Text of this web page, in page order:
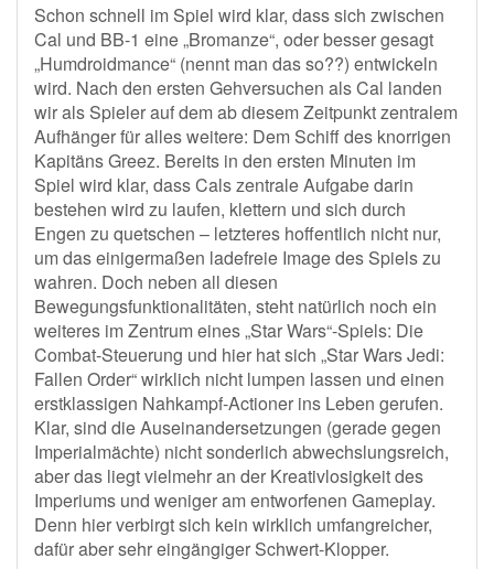
Schon schnell im Spiel wird klar, dass sich zwischen
Cal und BB-1 eine „Bromanze“, oder besser gesagt
„Humdroidmance“ (nennt man das so??) entwickeln
wird. Nach den ersten Gehversuchen als Cal landen
wir als Spieler auf dem ab diesem Zeitpunkt zentralem
Aufhänger für alles weitere: Dem Schiff des knorrigen
Kapitäns Greez. Bereits in den ersten Minuten im
Spiel wird klar, dass Cals zentrale Aufgabe darin
bestehen wird zu laufen, klettern und sich durch
Engen zu quetschen – letzteres hoffentlich nicht nur,
um das einigermaßen ladefreie Image des Spiels zu
wahren. Doch neben all diesen
Bewegungsfunktionalitäten, steht natürlich noch ein
weiteres im Zentrum eines „Star Wars“-Spiels: Die
Combat-Steuerung und hier hat sich „Star Wars Jedi:
Fallen Order“ wirklich nicht lumpen lassen und einen
erstklassigen Nahkampf-Actioner ins Leben gerufen.
Klar, sind die Auseinandersetzungen (gerade gegen
Imperialmächte) nicht sonderlich abwechslungsreich,
aber das liegt vielmehr an der Kreativlosigkeit des
Imperiums und weniger am entworfenen Gameplay.
Denn hier verbirgt sich kein wirklich umfangreicher,
dafür aber sehr eingängiger Schwert-Klopper.